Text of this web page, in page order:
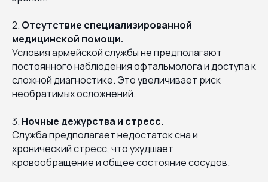
2. Отсутствие специализированной
медицинской помощи.
Условия армейской службы не предполагают
постоянного наблюдения офтальмолога и доступа к
сложной диагностике. Это увеличивает риск
необратимых осложнений.
3. Ночные дежурства и стресс.
Служба предполагает недостаток сна и
хронический стресс, что ухудшает
кровообращение и общее состояние сосудов.